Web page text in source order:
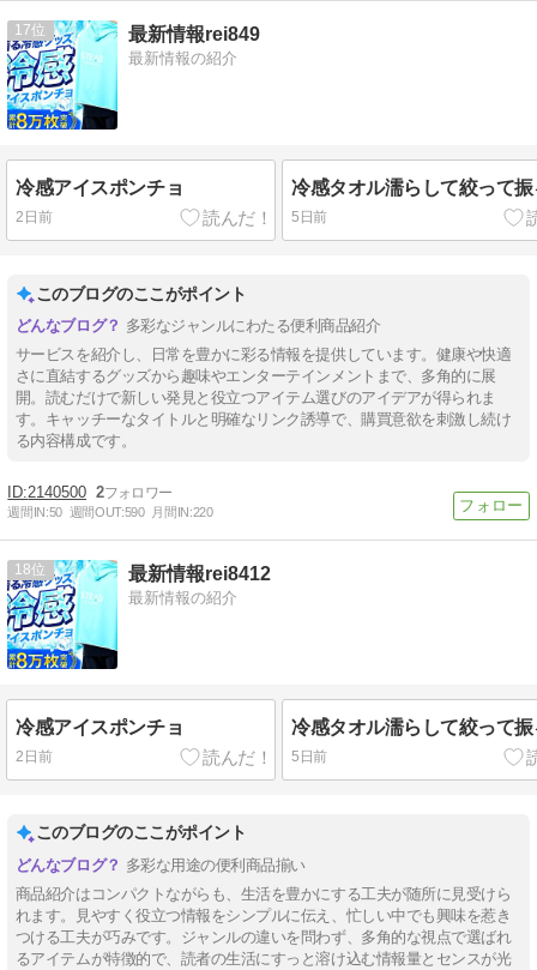
17 最新情報rei849
最新情報の紹介
冷感アイスポンチョ
2日前
冷感タオル濡らして絞って
5日前
このブログのここがポイント
多彩なジャンルにわたる便利商品紹介
サービスを紹介し、日常を豊かに彩る情報を提供しています。健康や快適
さに直結するグッズから趣味やエンターテインメントまで、多角的に展
開。読むだけで新しい発見と役立つアイテム選びのアイデアが得られま
す。キャッチーなタイトルと明確なリンク誘導で、購買意欲を刺激し続け
る内容構成です。
2140500 2
週間IN:50 週間OUT:590 月間IN:220
18 最新情報rei8412
最新情報の紹介
冷感アイスポンチョ
2日前
冷感タオル濡らして絞って
5日前
このブログのここがポイント
多彩な用途の便利商品揃い
商品紹介はコンパクトながらも、生活を豊かにする工夫が随所に見受けら
れます。見やすく役立つ情報をシンプルに伝え、忙しい中でも興味を惹き
つける工夫が巧みです。ジャンルの違いを問わず、多角的な視点で選ばれ
るアイテムが特徴的で、読者の生活にすっと溶け込む情報量とセンスが光